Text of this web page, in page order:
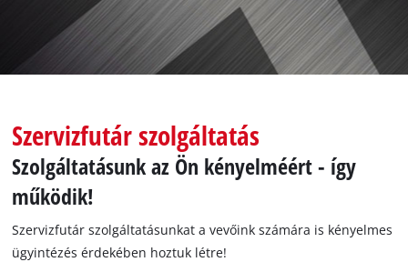
Magyar
English
Szervizfutár szolgáltatás
Szolgáltatásunk az Ön kényelméért - így
működik!
Szervizfutár szolgáltatásunkat a vevőink számára is kényelmes
ügyintézés érdekében hoztuk létre!